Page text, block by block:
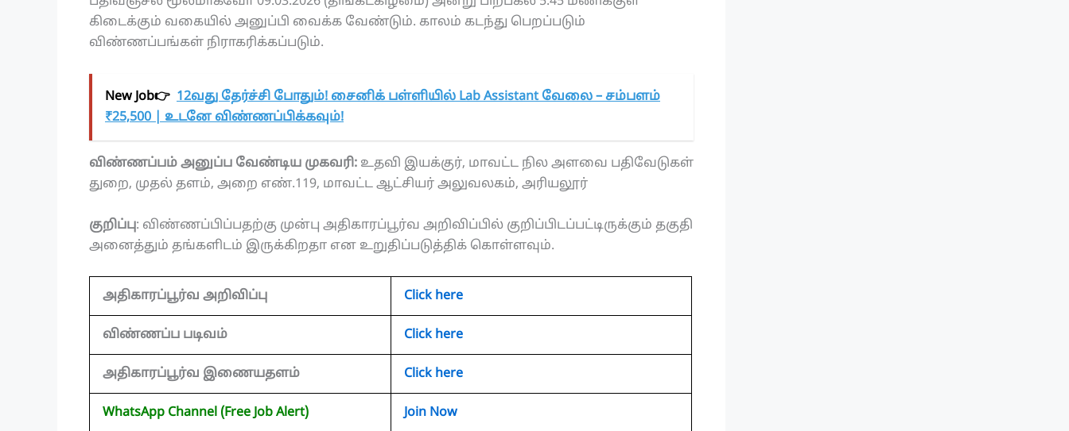
கிடைக்கும் வகையில் அனுப்பி வைக்க வேண்டும். காலம் கடந்து பெறப்படும்
விண்ணப்பங்கள் நிராகரிக்கப்படும்.
New Job👉 12வது தேர்ச்சி போதும்! சைனிக் பள்ளியில் Lab Assistant வேலை – சம்பளம்
₹25,500 | உடனே விண்ணப்பிக்கவும்!
விண்ணப்பம் அனுப்ப வேண்டிய முகவரி: உதவி இயக்குர், மாவட்ட நில அளவை பதிவேடுகள்
துறை, முதல் தளம், அறை எண்.119, மாவட்ட ஆட்சியர் அலுவலகம், அரியலூர்
குறிப்பு: விண்ணப்பிப்பதற்கு முன்பு அதிகாரப்பூர்வ அறிவிப்பில் குறிப்பிடப்பட்டிருக்கும் தகுதி
அனைத்தும் தங்களிடம் இருக்கிறதா என உறுதிப்படுத்திக் கொள்ளவும்.
அதிகாரப்பூர்வ அறிவிப்பு Click here
விண்ணப்ப படிவம் Click here
அதிகாரப்பூர்வ இணையதளம் Click here
WhatsApp Channel (Free Job Alert) Join Now